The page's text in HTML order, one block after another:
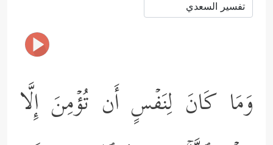
وَمَا كَانَ لِنَفۡسٍ أَن تُؤۡمِنَ إِلَّا